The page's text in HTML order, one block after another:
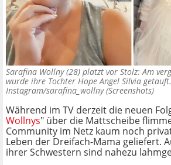
Sarafina Wollny (28) platzt vor Stolz: Am
wurde ihre Tochter Hope Angel Silvia
Instagram/sarafina_wollny (Screenshots)
Während im TV derzeit die neuen
Wollnys" über die Mattscheibe
Community im Netz kaum noch
Leben der Dreifach-Mama geliefert.
ihrer Schwestern sind nahezu